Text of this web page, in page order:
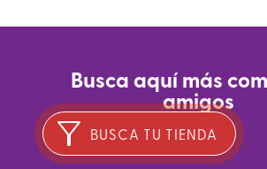
Busca aquí más
amigos
BUSCA TU TIENDA